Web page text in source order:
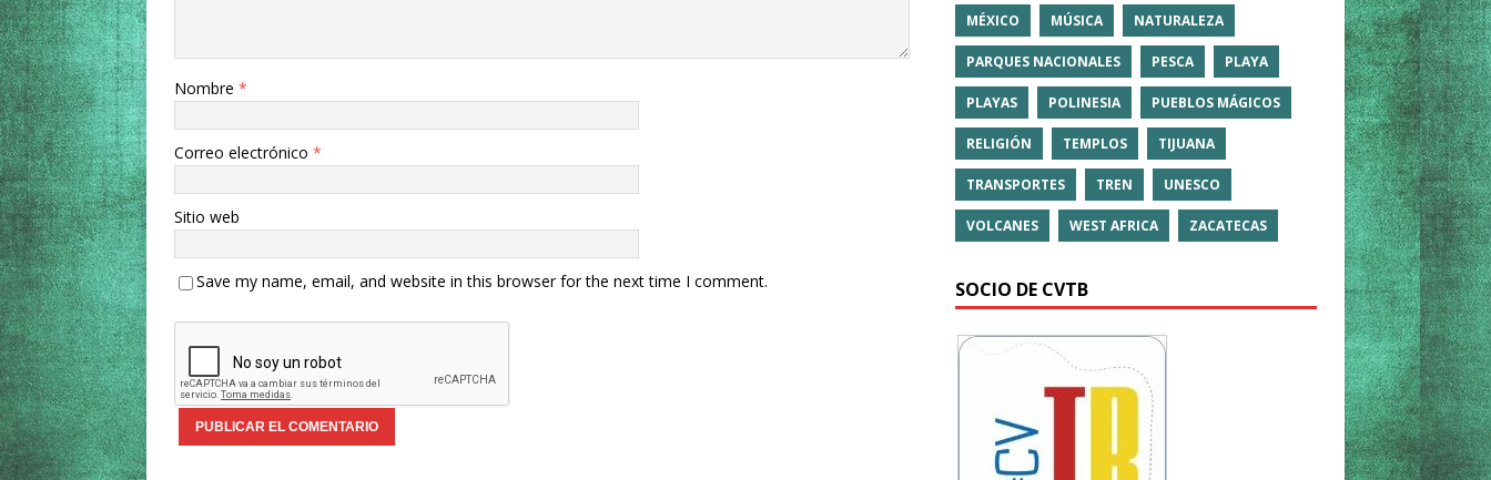
Nombre *
Correo electrónico *
Sitio web
Save my name, email, and website in this browser for the next time I comment.
MÉXICO MÚSICA NATURALEZA
PARQUES NACIONALES PESCA PLAYA
PLAYAS POLINESIA PUEBLOS MÁGICOS
RELIGIÓN TEMPLOS TIJUANA
TRANSPORTES TREN UNESCO
VOLCANES WEST AFRICA ZACATECAS
SOCIO DE CVTB